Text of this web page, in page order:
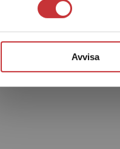
Avvisa